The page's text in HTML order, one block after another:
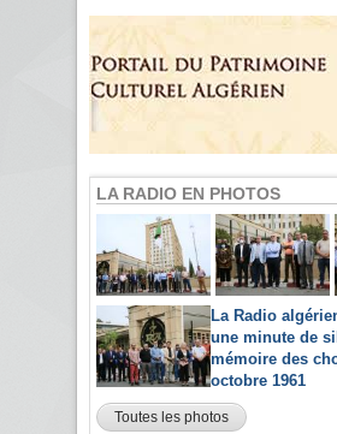
LA RADIO EN PHOTOS
La Radio
une minute de
mémoire des
octobre 1961
Toutes les photos